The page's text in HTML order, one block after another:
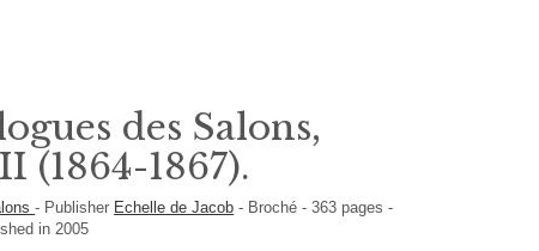
des Salons,
(1864-1867).
- Publisher Echelle de Jacob - Broché-363pages -
in 2005